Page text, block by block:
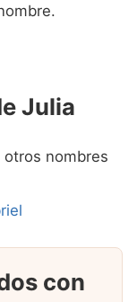
Julia
nombres
con